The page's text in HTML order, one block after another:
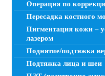
Операция по
Пересадка костного
Пигментация кожи –
лазером
Поднятие/подтяжка
Подтяжка лица и шеи